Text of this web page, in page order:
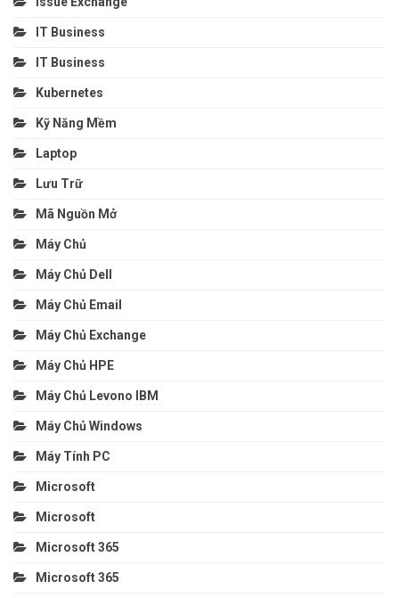
IT Business
IT Business
Kubernetes
Kỹ Năng Mềm
Laptop
Lưu Trữ
Mã Nguồn Mở
Máy Chủ
Máy Chủ Dell
Máy Chủ Email
Máy Chủ Exchange
Máy Chủ HPE
Máy Chủ Levono IBM
Máy Chủ Windows
Máy Tính PC
Microsoft
Microsoft
Microsoft 365
Microsoft 365